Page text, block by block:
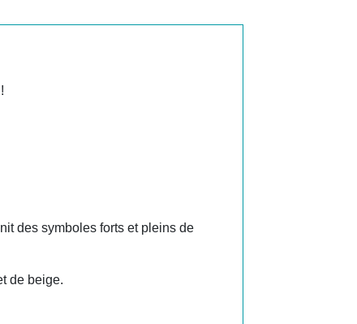
!
des symboles forts et pleins de
de beige.